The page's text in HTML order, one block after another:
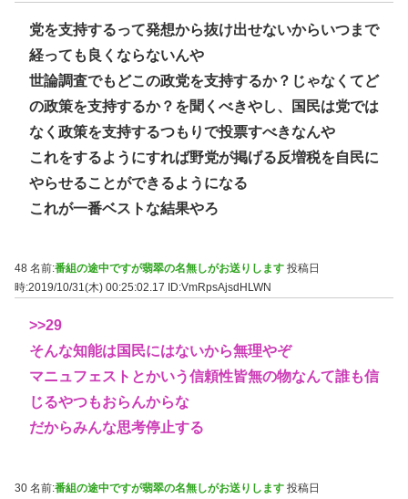
党を支持するって発想から抜け出せないからいつまで
経っても良くならないんや
世論調査でもどこの政党を支持するか？じゃなくてど
の政策を支持するか？を聞くべきやし、国民は党では
なく政策を支持するつもりで投票すべきなんや
これをするようにすれば野党が掲げる反増税を自民に
やらせることができるようになる
これが一番ベストな結果やろ
48 名前:番組の途中ですが翡翠の名無しがお送りします 投稿日
時:2019/10/31(木) 00:25:02.17
ID:VmRpsAjsdHLWN
>>29
そんな知能は国民にはないから無理やぞ
マニュフェストとかいう信頼性皆無の物なんて誰も信
じるやつもおらんからな
だからみんな思考停止する
30 名前:番組の途中ですが翡翠の名無しがお送りします 投稿日